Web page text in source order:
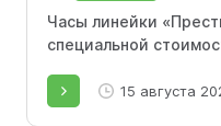
Часы линейки
специальной
15 августа